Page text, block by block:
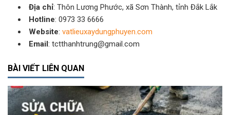
Địa chỉ: Thôn Lương Phước, xã Sơn Thành, tỉnh Đắk Lắk
Hotline: 0973 33 6666
Website: vatlieuxaydungphuyen.com
Email : tctthanhtrung@gmail.com
BÀI VIẾT LIÊN QUAN